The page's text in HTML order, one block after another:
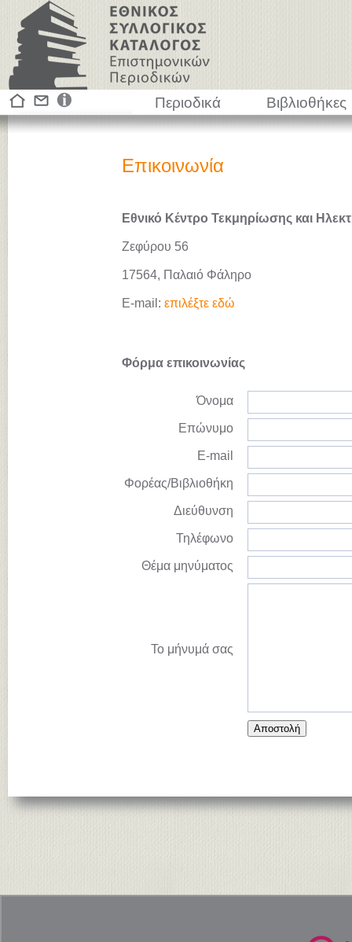
Περιοδικά Βιβλιοθήκες
Επικοινωνία
Εθνικό Κέντρο Τεκμηρίωσης και
Ζεφύρου 56
17564, Παλαιό Φάληρο
E-mail: επιλέξτε εδώ
Φόρμα επικοινωνίας
Όνομα
Επώνυμο
E-mail
Φορέας/Βιβλιοθήκη
Διεύθυνση
Τηλέφωνο
Θέμα μηνύματος
Το μήνυμά σας
Αποστολή